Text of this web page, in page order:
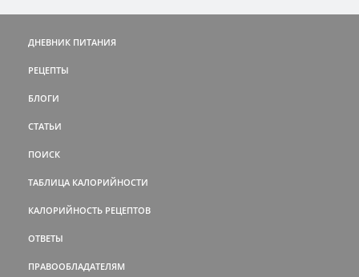
ДНЕВНИК ПИТАНИЯ
РЕЦЕПТЫ
БЛОГИ
СТАТЬИ
ПОИСК
ТАБЛИЦА КАЛОРИЙНОСТИ
КАЛОРИЙНОСТЬ РЕЦЕПТОВ
ОТВЕТЫ
ПРАВООБЛАДАТЕЛЯМ